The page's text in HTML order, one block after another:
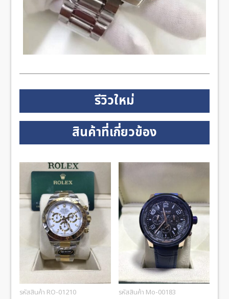
รีวิวใหม่
สินค้าที่เกี่ยวข้อง
รหัสสินค้า RO-01210 รหัสสินค้า Mo-00183